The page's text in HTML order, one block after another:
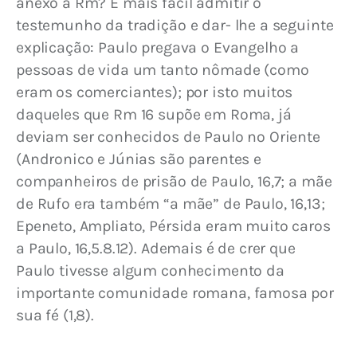
testemunho da tradição e dar- lhe a seguinte
explicação: Paulo pregava o Evangelho a
pessoas de vida um tanto nômade (como
eram os comerciantes); por isto muitos
daqueles que Rm 16 supõe em Roma, já
deviam ser conhecidos de Paulo no Oriente
(Andronico e Júnias são parentes e
companheiros de prisão de Paulo, 16,7; a mãe
de Rufo era também “a mãe” de Paulo, 16,13;
Epeneto, Ampliato, Pérsida eram muito caros
a Paulo, 16,5.8.12). Ademais é de crer que
Paulo tivesse algum conhecimento da
importante comunidade romana, famosa por
sua fé (1,8).